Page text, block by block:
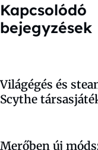
Kapcsolódó
bejegyzések
Világégés és
Scythe
Merőben új